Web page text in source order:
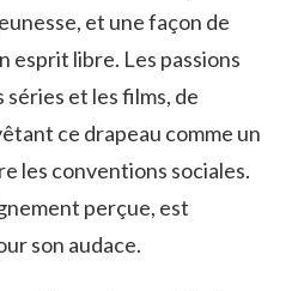
et une façon de
esprit libre. Les passions
et les films, de
ce drapeau comme un
les conventions sociales.
perçue, est
son audace.